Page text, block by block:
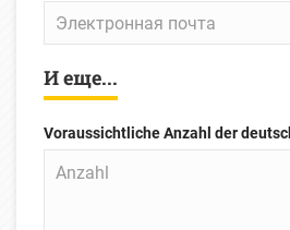
почта
И еще...
Voraussichtliche Anzahl der